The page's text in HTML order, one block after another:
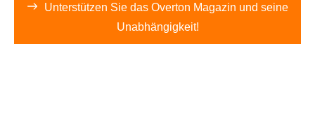
Unterstützen Sie das Overton Magazin und seine
Unabhängigkeit!